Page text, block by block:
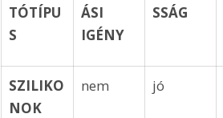
TÓTÍPU
S
ÁSI
IGÉNY
SSÁG
SZILIKO
NOK
nem jó